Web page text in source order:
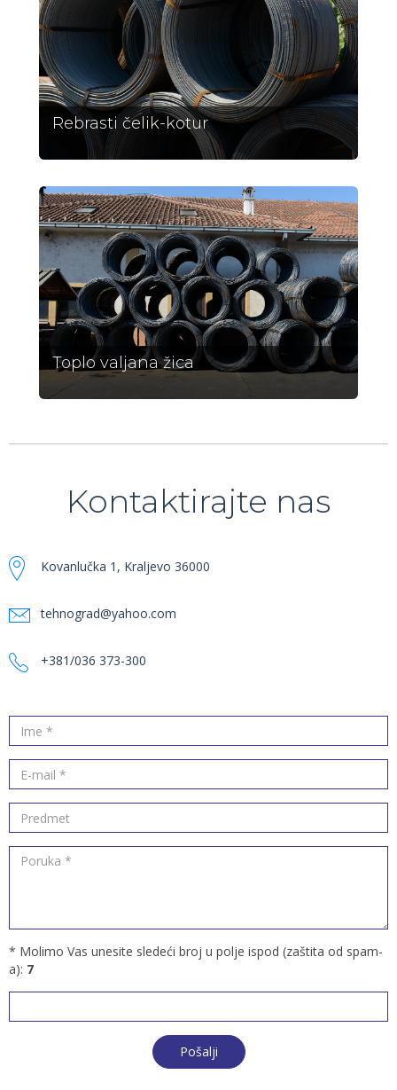
Rebrasti čelik-kotur
Toplo valjana žica
Kontaktirajte nas
Kovanlučka 1, Kraljevo 36000
tehnograd@yahoo.com
+381/036 373-300
* Molimo Vas unesite sledeći broj u polje ispod (zaštita od spam-
a): 7
Pošalji